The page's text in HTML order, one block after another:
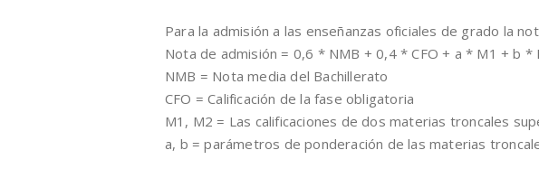
Para la admisión a las enseñanzas oficiales de grado la
Nota de admisión = 0,6 * NMB + 0,4 * CFO + a * M1 + b *
NMB = Nota media del Bachillerato
CFO = Calificación de la fase obligatoria
M1, M2 = Las calificaciones de dos materias troncales
a, b = parámetros de ponderación de las materias